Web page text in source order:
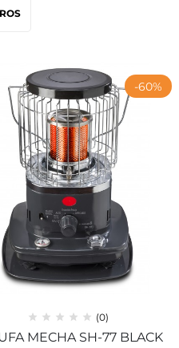
-60%
(0)
MECHA SH-77 BLACK